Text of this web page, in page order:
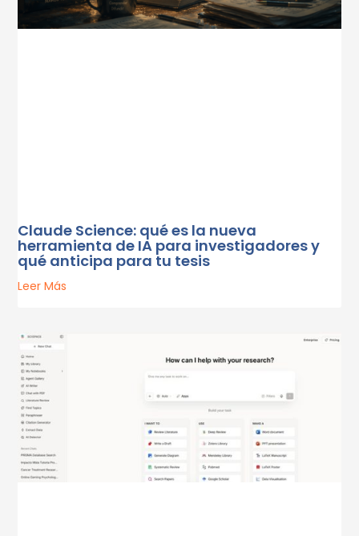
Claude Science: qué es la nueva
herramienta de IA para investigadores y
qué anticipa para tu tesis
Leer Más